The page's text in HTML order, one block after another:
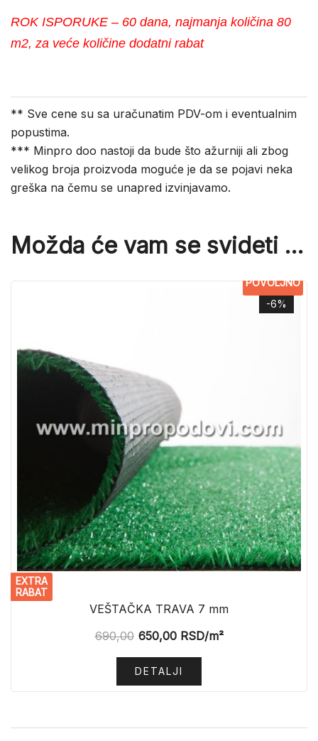
ROK ISPORUKE – 60 dana, najmanja količina 80
m2, za veće količine dodatni rabat
** Sve cene su sa uračunatim PDV-om i eventualnim
popustima.
*** Minpro doo nastoji da bude što ažurniji ali zbog
velikog broja proizvoda moguće je da se pojavi neka
greška na čemu se unapred izvinjavamo.
Možda će vam se svideti …
-6%
POVOLJNO
EXTRA
RABAT
VEŠTAČKA TRAVA 7 mm
690,00 650,00RSD/m²
DETALJI